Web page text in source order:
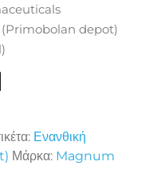
(Primobolan depot)
100 ποσότητα
Ενανθική
Μάρκα: Magnum